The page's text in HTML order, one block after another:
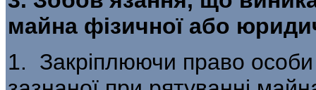
майна фізичної або
1. Закріплюючи право